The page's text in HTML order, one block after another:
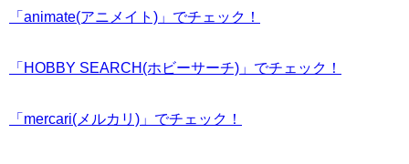
「animate(アニメイト)」でチェック！
「HOBBY SEARCH(ホビーサーチ)」でチェック！
「mercari(メルカリ)」でチェック！